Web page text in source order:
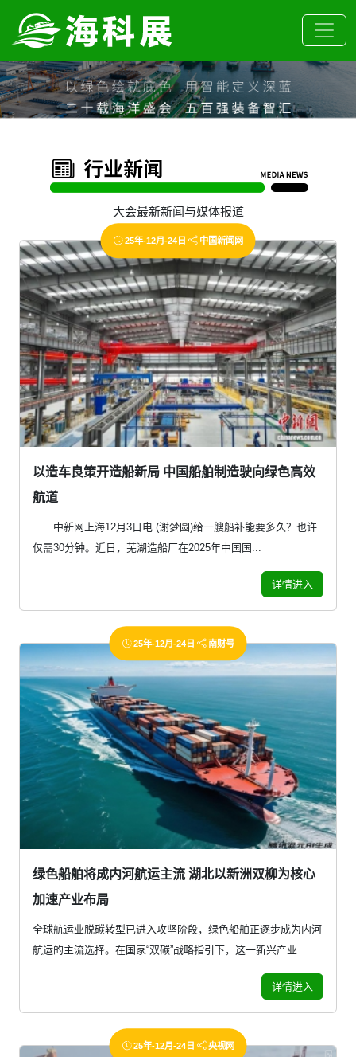
大会最新新闻与媒体报道
25年-12月-24日 中国新闻网
以造车良策开造船新局 中国船舶制造驶向绿色高效
航道
中新网上海12月3日电 (谢梦圆)给一艘船补能要多久？也许
仅需30分钟。近日，芜湖造船厂在2025年中国国...
详情进入
25年-12月-24日 南财号
绿色船舶将成内河航运主流 湖北以新洲双柳为核心
加速产业布局
全球航运业脱碳转型已进入攻坚阶段，绿色船舶正逐步成为内河
航运的主流选择。在国家“双碳”战略指引下，这一新兴产业...
详情进入
25年-12月-24日 央视网